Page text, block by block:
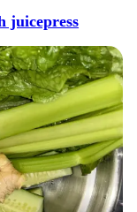
juicepress